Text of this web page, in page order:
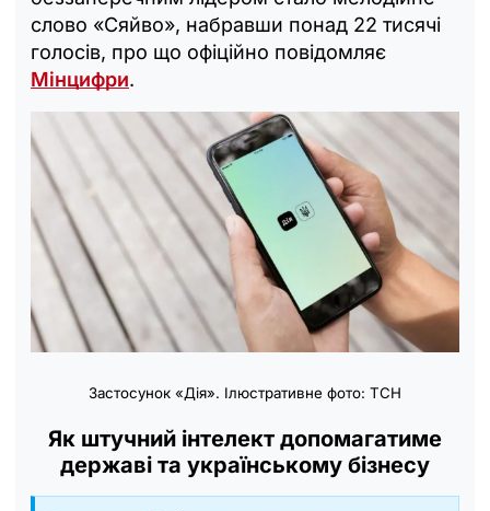
слово «Сяйво», набравши понад 22 тисячі
голосів, про що офіційно повідомляє
Мінцифри.
Застосунок «Дія». Ілюстративне фото: ТСН
Як штучний інтелект допомагатиме
державі та українському бізнесу